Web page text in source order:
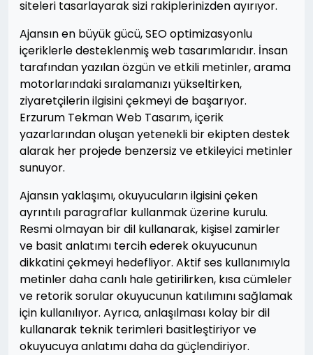
siteleri tasarlayarak sizi rakiplerinizden ayırıyor.
Ajansın en büyük gücü, SEO optimizasyonlu
içeriklerle desteklenmiş web tasarımlarıdır. İnsan
tarafından yazılan özgün ve etkili metinler, arama
motorlarındaki sıralamanızı yükseltirken,
ziyaretçilerin ilgisini çekmeyi de başarıyor.
Erzurum Tekman Web Tasarım, içerik
yazarlarından oluşan yetenekli bir ekipten destek
alarak her projede benzersiz ve etkileyici metinler
sunuyor.
Ajansın yaklaşımı, okuyucuların ilgisini çeken
ayrıntılı paragraflar kullanmak üzerine kurulu.
Resmi olmayan bir dil kullanarak, kişisel zamirler
ve basit anlatımı tercih ederek okuyucunun
dikkatini çekmeyi hedefliyor. Aktif ses kullanımıyla
metinler daha canlı hale getirilirken, kısa cümleler
ve retorik sorular okuyucunun katılımını sağlamak
için kullanılıyor. Ayrıca, anlaşılması kolay bir dil
kullanarak teknik terimleri basitleştiriyor ve
okuyucuya anlatımı daha da güçlendiriyor.